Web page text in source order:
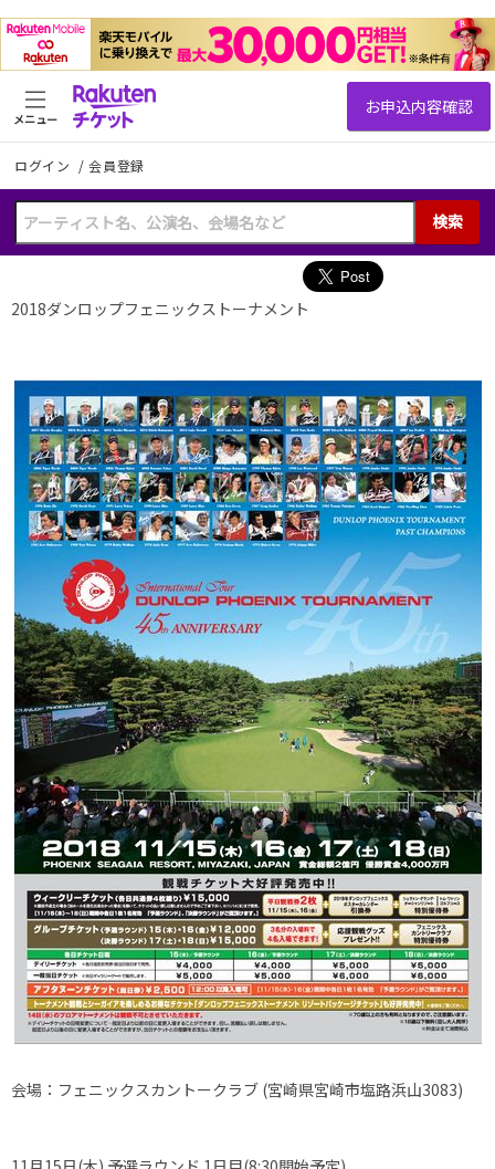
ログイン /会員登録
検索
メニュー
2018ダンロップフェニックストーナメント
会場：フェニックスカントークラブ (宮崎県宮崎市塩路浜山3083)